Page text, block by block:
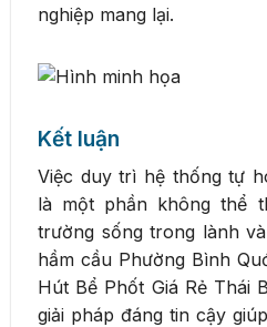
nghiệp mang lại.
Kết luận
Việc duy trì hệ thống tự
là một phần không thể
trường sống trong lành
hầm cầu Phường Bình
Hút Bể Phốt Giá Rẻ Thái
giải pháp đáng tin cậy